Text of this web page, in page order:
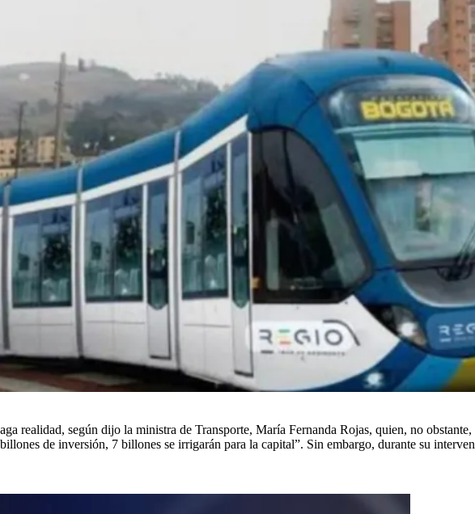
realidad, según dijo la ministra de Transporte, María Fernanda Rojas, quien, no
de inversión, 7 billones se irrigarán para la capital”. Sin embargo, durante su